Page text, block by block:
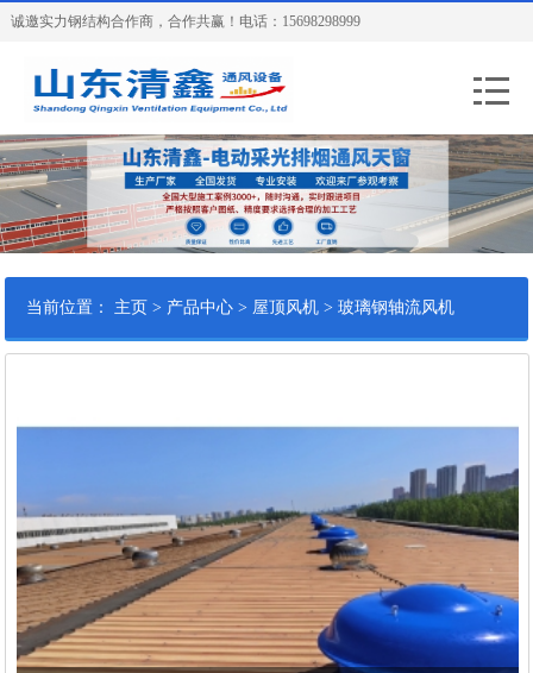
诚邀实力钢结构合作商，合作共赢！电话：15698298999
当前位置： 主页 > 产品中心 > 屋顶风机 >玻璃钢轴流风机